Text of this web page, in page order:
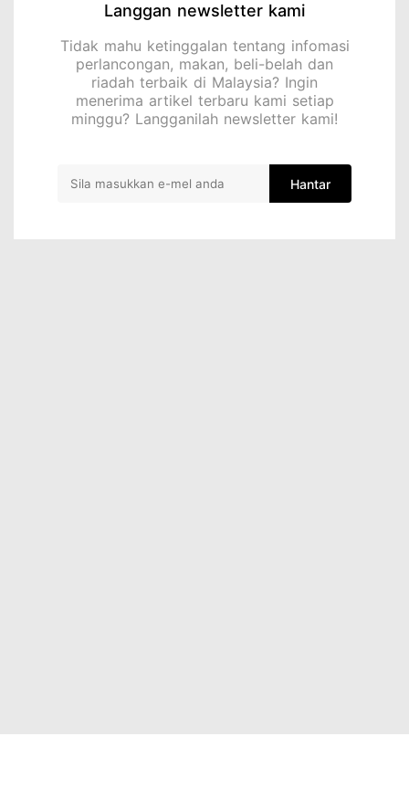
Langgan newsletter kami
Tidak mahu ketinggalan tentang infomasi
perlancongan, makan, beli-belah dan
riadah terbaik di Malaysia? Ingin
menerima artikel terbaru kami setiap
minggu? Langganilah newsletter kami!
Hantar